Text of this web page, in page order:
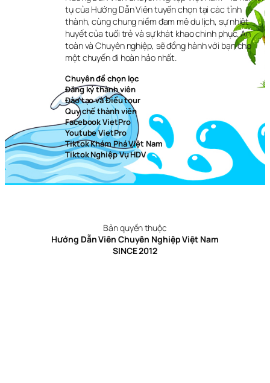
tụ của Hướng Dẫn Viên tuyển chọn tại các tỉnh
thành, cùng chung niềm đam mê du lịch, sự nhiệt
huyết của tuổi trẻ và sự khát khao chinh phục. An
toàn và Chuyên nghiệp, sẽ đồng hành với bạn cho
một chuyến đi hoàn hảo nhất.
Chuyên đề chọn lọc
Đăng ký thành viên
Đào tạo và Điều tour
Quy chế thành viên
Facebook VietPro
Youtube VietPro
Tiktok Khám Phá Việt Nam
Tiktok Nghiệp Vụ HDV
Bản quyền thuộc
Hướng Dẫn Viên Chuyên Nghiệp Việt Nam
SINCE 2012